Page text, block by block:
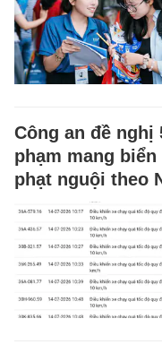
Công an đề
phạm mang
phạt nguội theo